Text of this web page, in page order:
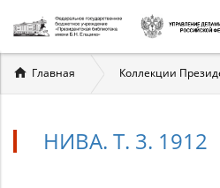
Вы
здесь
Главная Коллекции
НИВА. Т. 3. 1912